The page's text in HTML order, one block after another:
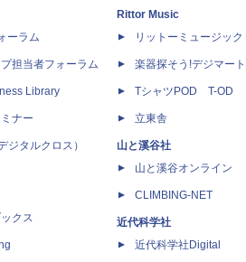
ーラム
担当者フォーラム
Library
ナー
ジタルクロス）
クス
Rittor Music
リットーミュージック
楽器探そう!デジマート
TシャツPOD T-OD
立東舎
山と溪谷社
山と溪谷オンライン
CLIMBING-NET
近代科学社
近代科学社Digital